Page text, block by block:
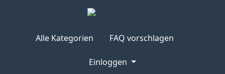
Alle Kategorien FAQ vorschlagen
Einloggen